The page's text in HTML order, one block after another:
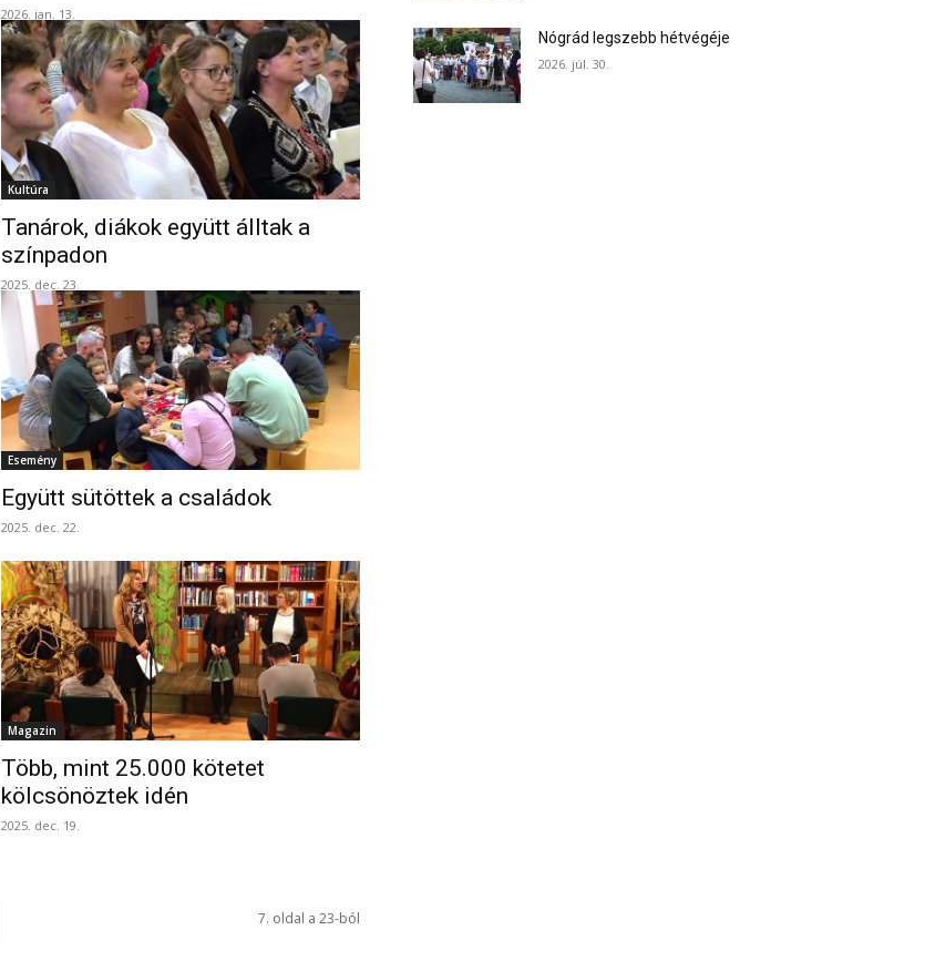
2026. jan. 13.
Kultúra
Tanárok, diákok együtt álltak a
színpadon
2025. dec. 23.
Esemény
Együtt sütöttek a családok
2025. dec. 22.
Magazin
Több, mint 25.000 kötetet
kölcsönöztek idén
2025. dec. 19.
7. oldal a 23-ból
Nógrád legszebb hétvégéje
2026. júl. 30.